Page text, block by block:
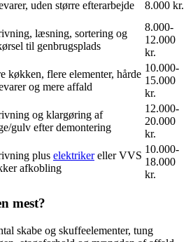
uden større efterarbejde 8.000 kr.
læsning, sortering og
til genbrugsplads
8.000-
12.000
kr.
køkken, flere elementer, hårde
og mere affald
10.000-
15.000
kr.
og klargøring af
gulv efter demontering
12.000-
20.000
kr.
plus elektrikereller VVS
afkobling
10.000-
18.000
kr.
mest?
skabe og skuffeelementer, tung